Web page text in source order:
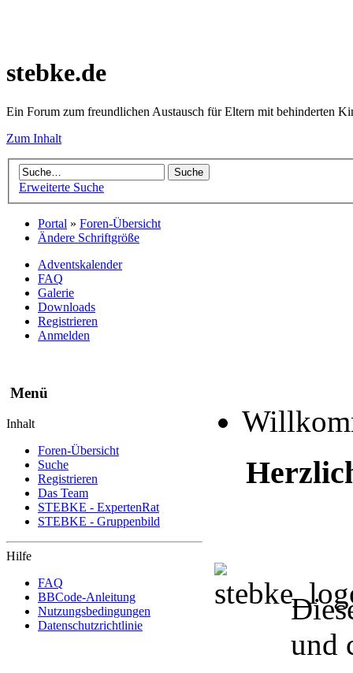
stebke.de
Ein Forum zum freundlichen Austausch für Eltern mit behinderten
Zum Inhalt
Erweiterte Suche
Portal » Foren-Übersicht
Ändere Schriftgröße
Adventskalender
FAQ
Galerie
Downloads
Registrieren
Anmelden
Menü
Inhalt
Foren-Übersicht
Suche
Registrieren
Das Team
STEBKE - ExpertenRat
STEBKE - Gruppenbild
Hilfe
FAQ
BBCode-Anleitung
Nutzungsbedingungen
Datenschutzrichtlinie
und